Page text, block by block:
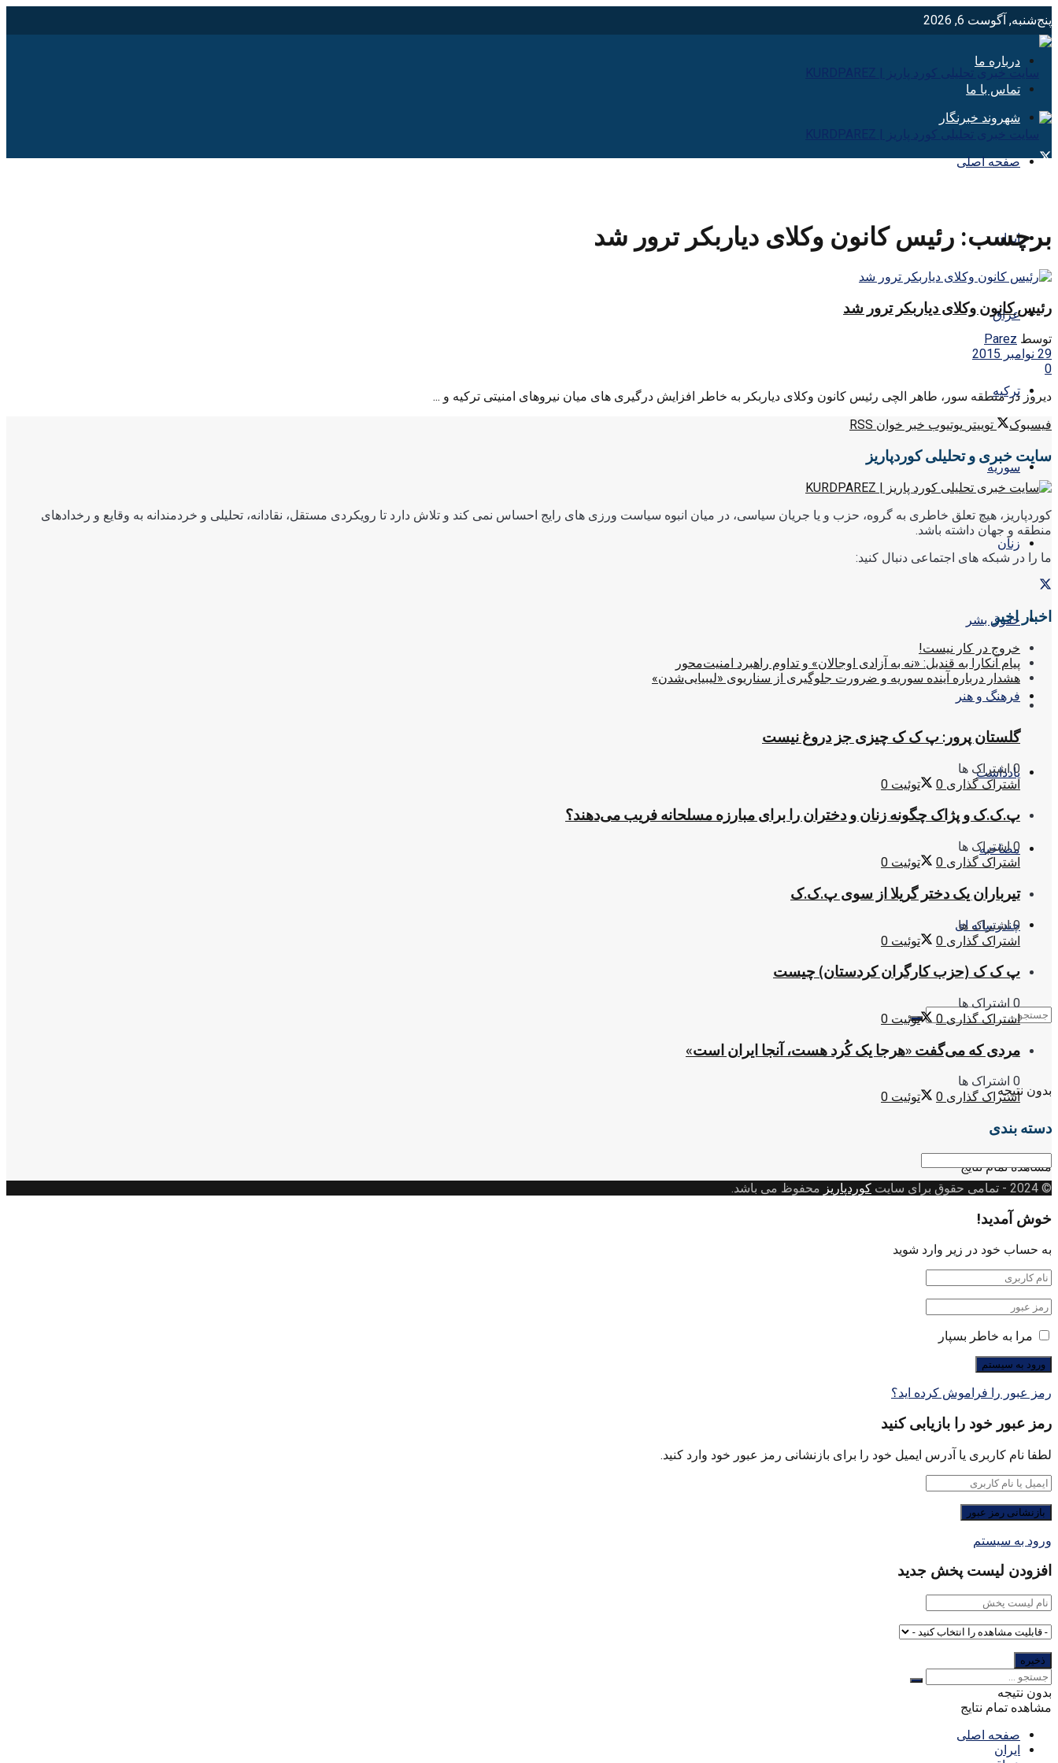
پنج‌شنبه, آگوست 6, 2026
درباره ما
تماس با ما
شهروند خبرنگار
صفحه اصلی
ایران
عراق
ترکیه
سوریه
زنان
حقوق بشر
فرهنگ و هنر
یادداشت
مصاحبه
چندرسانه ای
بدون نتیجه
مشاهده تمام نتایج
برچسب: رئیس کانون وکلای دیاربکر ترور شد
رئیس کانون وکلای دیاربکر ترور شد
توسط Parez
29 نوامبر 2015
0
دیروز در منطقه سور، طاهر الچی رئیس کانون وکلای دیاربکر به خاطر افزایش درگیری های میان نیروهای امنیتی ترکیه و ...
فیسبوک
توییتر یوتیوب خبر خوان RSS
سایت خبری و تحلیلی کوردپاریز
کوردپاریز، هیچ تعلق خاطری به گروه، حزب و یا جریان سیاسی، در میان انبوه سیاست ورزی های رایج احساس نمی کند و تلاش دارد تا رویکردی مستقل، نقادانه، تحلیلی و خردمندانه به وقایع و رخدادهای
منطقه و جهان داشته باشد.
ما را در شبکه های اجتماعی دنبال کنید:
اخبار اخیر
خروج در کار نیست!
پیام آنکارا به قندیل: «نه به آزادی اوجالان» و تداوم راهبرد امنیت‌محور
هشدار درباره آینده سوریه و ضرورت جلوگیری از سناریوی «لیبیایی‌شدن»
گلستان پرور: پ ک ک چیزی جز دروغ نیست
0 اشتراک ها
اشتراک گذاری 0 توئیت 0
پ.ک.ک و پژاک چگونه زنان و دختران را برای مبارزه مسلحانه فریب می‌دهند؟
0 اشتراک ها
اشتراک گذاری 0 توئیت 0
تیرباران یک دختر گریلا از سوی پ.ک.ک
0 اشتراک ها
اشتراک گذاری 0 توئیت 0
پ ک ک (حزب کارگران کردستان) چیست
0 اشتراک ها
اشتراک گذاری 0 توئیت 0
مردی که می‌گفت «هرجا یک کُرد هست، آنجا ایران است»
0 اشتراک ها
اشتراک گذاری 0 توئیت 0
دسته بندی
دسته
بندی
© 2024
- تمامی حقوق برای سایت کوردپاریز محفوظ می باشد.
خوش آمدید!
به حساب خود در زیر وارد شوید
مرا به خاطر بسپار
رمز عبور را فراموش کرده اید؟
رمز عبور خود را بازیابی کنید
لطفا نام کاربری یا آدرس ایمیل خود را برای بازنشانی رمز عبور خود وارد کنید.
ورود به سیستم
افزودن لیست پخش جدید
بدون نتیجه
مشاهده تمام نتایج
صفحه اصلی
ایران